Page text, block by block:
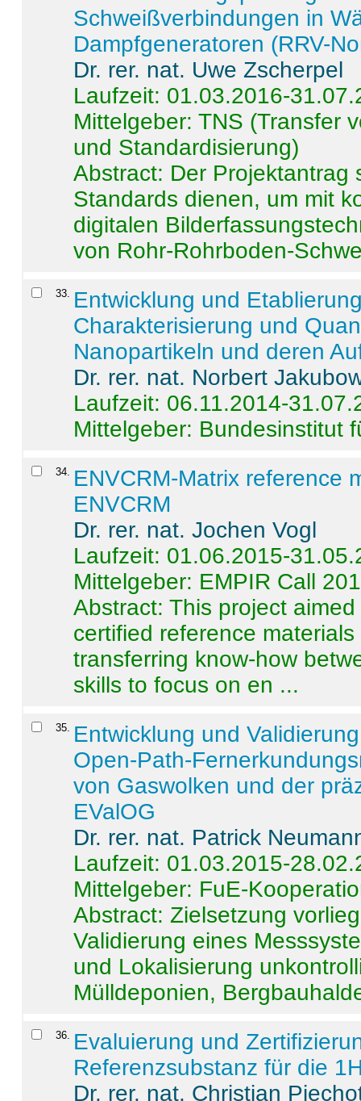
Schweißverbindungen in
Dampfgeneratoren (RRV-
Dr. rer. nat. Uwe Zscherpel
Laufzeit: 01.03.2016-
Mittelgeber: TNS (Transfer
und Standardisierung)
Abstract: Der Projektantrag
Standards dienen, um mit
digitalen
von Rohr-Rohrboden-
33. Entwicklung und
Charakterisierung und
Nanopartikeln und deren
Dr. rer. nat. Norbert
Laufzeit: 06.11.2014-
Mittelgeber: Bundesinstitut
34. ENVCRM-Matrix reference
ENVCRM
Dr. rer. nat. Jochen Vogl
Laufzeit: 01.06.2015-
Mittelgeber: EMPIR Call
Abstract:This project
certified reference
transferring know-how
skills to focus on en ...
35. Entwicklung und
Open-Path-
von Gaswolken und der
EValOG
Dr. rer. nat. Patrick
Laufzeit: 01.03.2015-
Mittelgeber: FuE-
Abstract:Zielsetzung
Validierung eines
und Lokalisierung
Mülldeponien,
36. Evaluierung und
Referenzsubstanz für die
Dr. rer. nat. Christian